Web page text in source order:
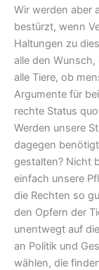
Wir werden aber
bestürzt, wenn
Haltungen zu
alle den Wunsch,
alle Tiere, ob
Argumente für
rechte Status
Werden unsere
dagegen
gestalten? Nicht
einfach unsere
die Rechten so
den Opfern der
unentwegt auf
an Politik und
wählen, die